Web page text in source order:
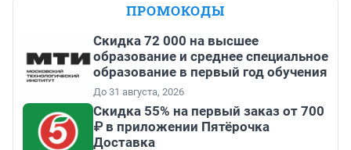
ПРОМОКОДЫ
Скидка 72 000 на высшее
образование и среднее специальное
образование в первый год обучения
До 31 августа, 2026
Скидка 55% на первый заказ от 700
₽ в приложении Пятёрочка
Доставка